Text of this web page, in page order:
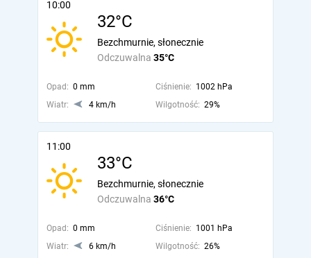
10:00
32°C
Odczuwalna 35°C
Bezchmurnie, słonecznie
Opad: 0 mm Ciśnienie: 1002 hPa
Wiatr:
4 km/h Wilgotność: 29%
11:00
33°C
Odczuwalna 36°C
Bezchmurnie, słonecznie
Opad: 0 mm Ciśnienie: 1001 hPa
Wiatr:
6 km/h Wilgotność: 26%